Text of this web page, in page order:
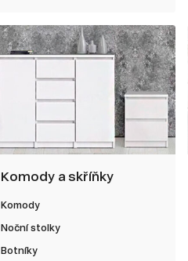
Komody a skříňky
Komody
Noční stolky
Botníky